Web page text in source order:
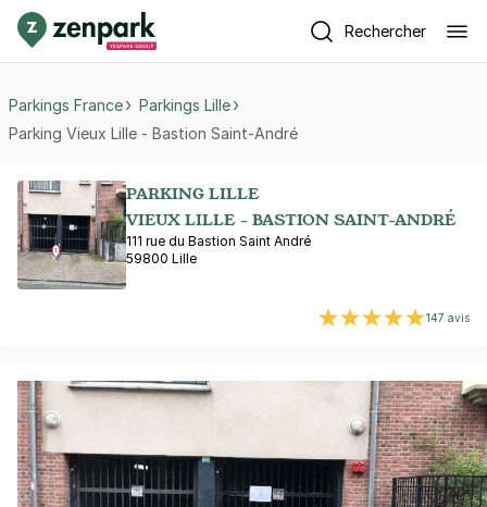
Rechercher
Parkings France
Parkings Lille
Parking Vieux Lille - Bastion Saint-André
PARKING LILLE
VIEUX LILLE - BASTION SAINT-ANDRÉ
111 rue du Bastion Saint André
59800 Lille
147 avis